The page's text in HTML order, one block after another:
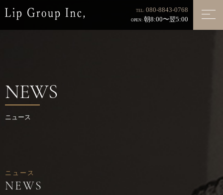
TEL: 080-8843-0768
OPEN: 朝8:00〜翌5:00
NEWS
ニュース
ニュース